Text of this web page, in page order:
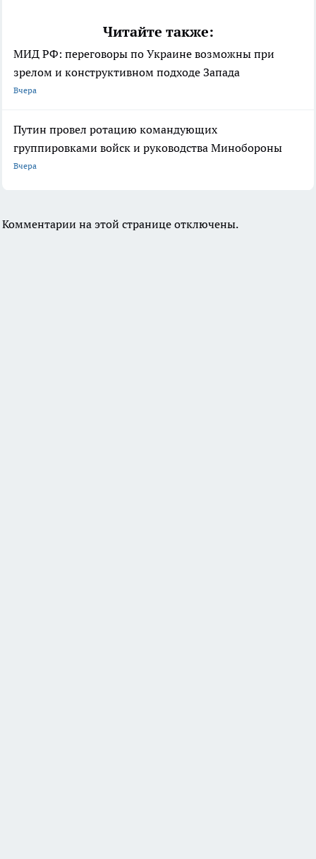
Читайте также:
МИД РФ: переговоры по Украине возможны при
зрелом и конструктивном подходе Запада
Вчера
Путин провел ротацию командующих
группировками войск и руководства Минобороны
Вчера
Комментарии на этой странице отключены.